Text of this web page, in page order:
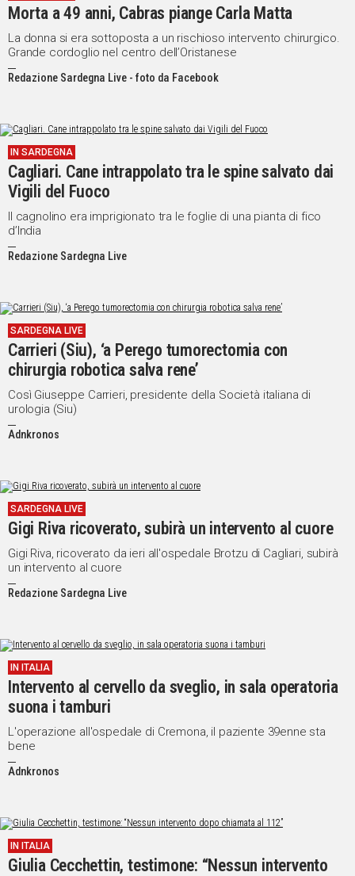
Morta a 49 anni, Cabras piange Carla Matta
La donna si era sottoposta a un rischioso intervento chirurgico.
Grande cordoglio nel centro dell’Oristanese
Redazione Sardegna Live - foto da Facebook
IN SARDEGNA
Cagliari. Cane intrappolato tra le spine salvato dai
Vigili del Fuoco
Il cagnolino era imprigionato tra le foglie di una pianta di fico
d’India
Redazione Sardegna Live
SARDEGNA LIVE
Carrieri (Siu), ‘a Perego tumorectomia con
chirurgia robotica salva rene’
Così Giuseppe Carrieri, presidente della Società italiana di
urologia (Siu)
Adnkronos
SARDEGNA LIVE
Gigi Riva ricoverato, subirà un intervento al cuore
Gigi Riva, ricoverato da ieri all'ospedale Brotzu di Cagliari, subirà
un intervento al cuore
Redazione Sardegna Live
IN ITALIA
Intervento al cervello da sveglio, in sala operatoria
suona i tamburi
L'operazione all'ospedale di Cremona, il paziente 39enne sta
bene
Adnkronos
IN ITALIA
Giulia Cecchettin, testimone: “Nessun intervento